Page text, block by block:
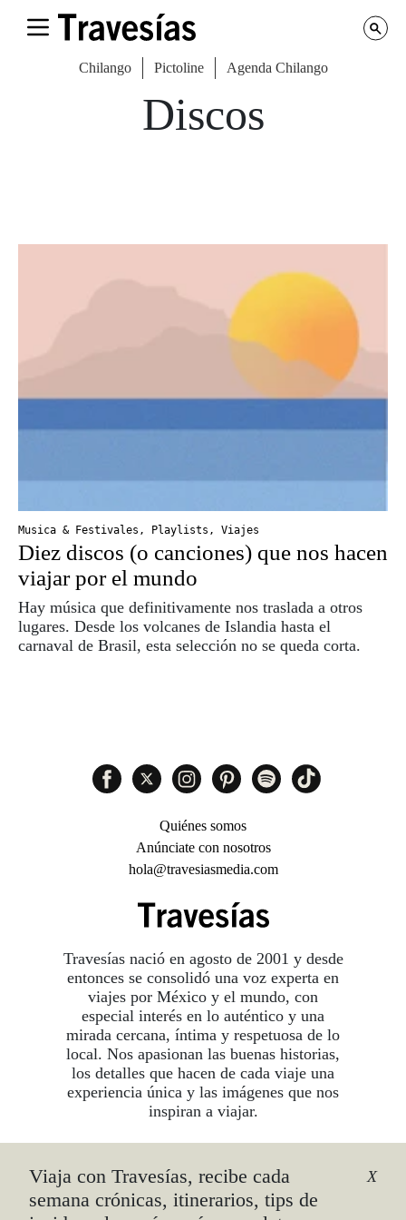
Chilango Pictoline Agenda Chilango
Discos
Musica & Festivales , Playlists , Viajes
Diez discos (o canciones) que nos hacen
viajar por el mundo
Hay música que definitivamente nos traslada a otros
lugares. Desde los volcanes de Islandia hasta el
carnaval de Brasil, esta selección no se queda corta.
Viaja con Travesías, recibe cada
semana crónicas, itinerarios, tips de
X
Travesías nació en agosto de 2001 y desde
entonces se consolidó una voz experta en
viajes por México y el mundo, con
especial interés en lo auténtico y una
mirada cercana, íntima y respetuosa de lo
local. Nos apasionan las buenas historias,
los detalles que hacen de cada viaje una
experiencia única y las imágenes que nos
inspiran a viajar.
Quiénes somos
Anúnciate con nosotros
hola@travesiasmedia.com
©2026 DERECHOS RESERVADOS.
TRAVESÍAS ES UNA MARCA REGISTRADA
AVISO DE PRIVACIDAD